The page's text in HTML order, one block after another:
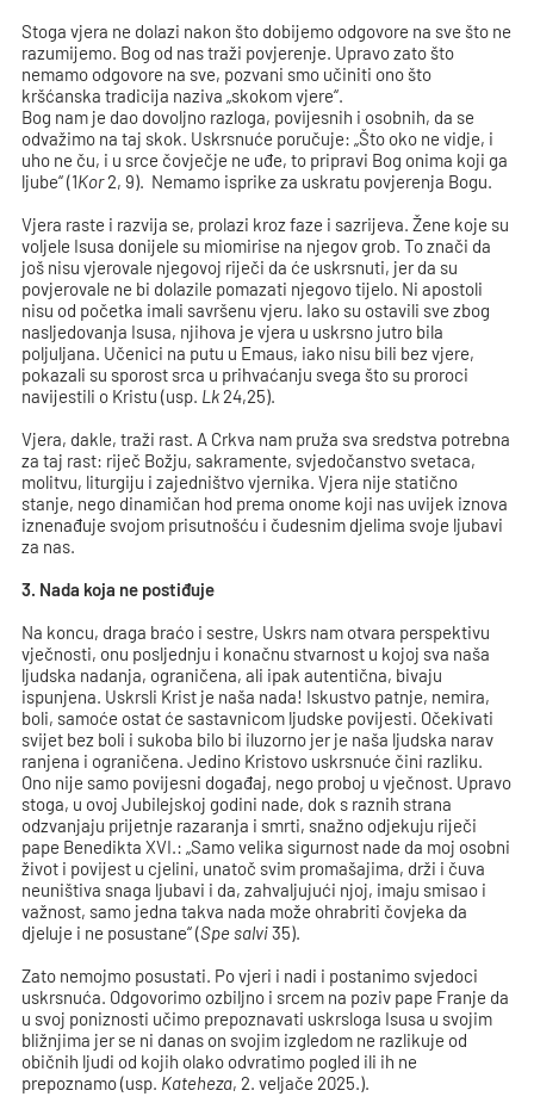
Stoga vjera ne dolazi nakon što dobijemo odgovore na sve što ne
razumijemo. Bog od nas traži povjerenje. Upravo zato što
nemamo odgovore na sve, pozvani smo učiniti ono što
kršćanska tradicija naziva „skokom vjere“.
Bog nam je dao dovoljno razloga, povijesnih i osobnih, da se
odvažimo na taj skok. Uskrsnuće poručuje: „Što oko ne vidje, i
uho ne ču, i u srce čovječje ne uđe, to pripravi Bog onima koji ga
ljube“ (1Kor2, 9). Nemamo isprike za uskratu povjerenja Bogu.
Vjera raste i razvija se, prolazi kroz faze i sazrijeva. Žene koje su
voljele Isusa donijele su miomirise na njegov grob. To znači da
još nisu vjerovale njegovoj riječi da će uskrsnuti, jer da su
povjerovale ne bi dolazile pomazati njegovo tijelo. Ni apostoli
nisu od početka imali savršenu vjeru. Iako su ostavili sve zbog
nasljedovanja Isusa, njihova je vjera u uskrsno jutro bila
poljuljana. Učenici na putu u Emaus, iako nisu bili bez vjere,
pokazali su sporost srca u prihvaćanju svega što su proroci
navijestili o Kristu (usp. Lk 24,25).
Vjera, dakle, traži rast. A Crkva nam pruža sva sredstva potrebna
za taj rast: riječ Božju, sakramente, svjedočanstvo svetaca,
molitvu, liturgiju i zajedništvo vjernika. Vjera nije statično
stanje, nego dinamičan hod prema onome koji nas uvijek iznova
iznenađuje svojom prisutnošću i čudesnim djelima svoje ljubavi
za nas.
3. Nada koja ne postiđuje
Na koncu, draga braćo i sestre, Uskrs nam otvara perspektivu
vječnosti, onu posljednju i konačnu stvarnost u kojoj sva naša
ljudska nadanja, ograničena, ali ipak autentična, bivaju
ispunjena. Uskrsli Krist je naša nada! Iskustvo patnje, nemira,
boli, samoće ostat će sastavnicom ljudske povijesti. Očekivati
svijet bez boli i sukoba bilo bi iluzorno jer je naša ljudska narav
ranjena i ograničena. Jedino Kristovo uskrsnuće čini razliku.
Ono nije samo povijesni događaj, nego proboj u vječnost. Upravo
stoga, u ovoj Jubilejskoj godini nade, dok s raznih strana
odzvanjaju prijetnje razaranja i smrti, snažno odjekuju riječi
pape Benedikta XVI.: „Samo velika sigurnost nade da moj osobni
život i povijest u cjelini, unatoč svim promašajima, drži i čuva
neuništiva snaga ljubavi i da, zahvaljujući njoj, imaju smisao i
važnost, samo jedna takva nada može ohrabriti čovjeka da
djeluje i ne posustane“ (Spe salvi35).
Zato nemojmo posustati. Po vjeri i nadi i postanimo svjedoci
uskrsnuća. Odgovorimo ozbiljno i srcem na poziv pape Franje da
u svoj poniznosti učimo prepoznavati uskrsloga Isusa u svojim
bližnjima jer se ni danas on svojim izgledom ne razlikuje od
običnih ljudi od kojih olako odvratimo pogled ili ih ne
prepoznamo (usp. Kateheza, 2. veljače 2025.).